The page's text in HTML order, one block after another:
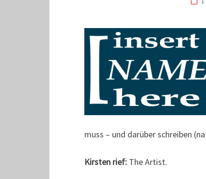
muss – und darüber schreiben
Kirsten rief: The Artist.